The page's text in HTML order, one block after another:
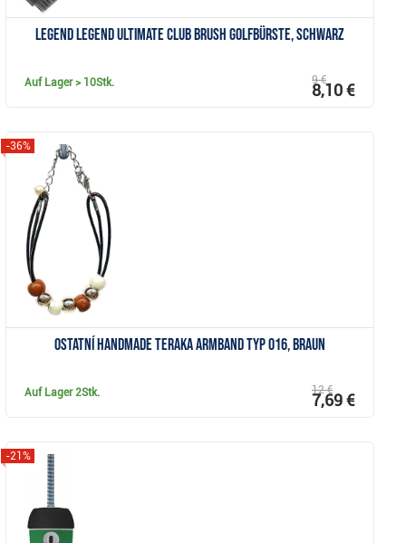
Legend Legend Ultimate Club Brush Golfbürste, schwarz
Auf Lager> 10Stk. 9 €
8,10 €
Ostatní Handmade Teraka Armband Typ 016, braun
-36%
Auf Lager2Stk. 12 €
7,69 €
-21%